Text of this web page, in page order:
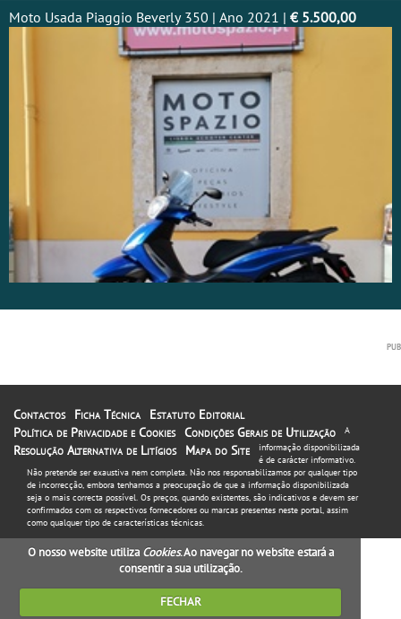
Moto Usada Piaggio Beverly 350 | Ano 2021 | € 5.500,00
Contactos Ficha Técnica
Estatuto Editorial
Política de Privacidade e Cookies Condições Gerais de Utilização
Resolução Alternativa de Litígios
Mapa do Site
A
informação disponibilizada
é de carácter informativo.
Não pretende ser exaustiva nem completa. Não nos responsabilizamos por qualquer tipo
de incorrecção, embora tenhamos a preocupação de que a informação disponibilizada
seja o mais correcta possível. Os preços, quando existentes, são indicativos e devem ser
confirmados com os respectivos fornecedores ou marcas presentes neste portal, assim
como qualquer tipo de características técnicas.
O nosso website utiliza Cookies. Ao navegar no website estará a
consentir a sua utilização.
FECHAR